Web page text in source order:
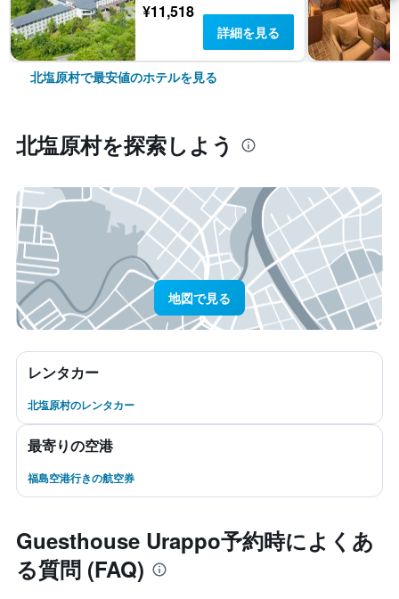
¥11,518
詳細を見る
北塩原村で最安値のホテルを見る
北塩原村​を探索しよう
地図で見る
レンタカー
北塩原村のレンタカー
最寄りの空港
福島空港行きの航空券
Guesthouse Urappo予約時によくあ
る質問 (FAQ)